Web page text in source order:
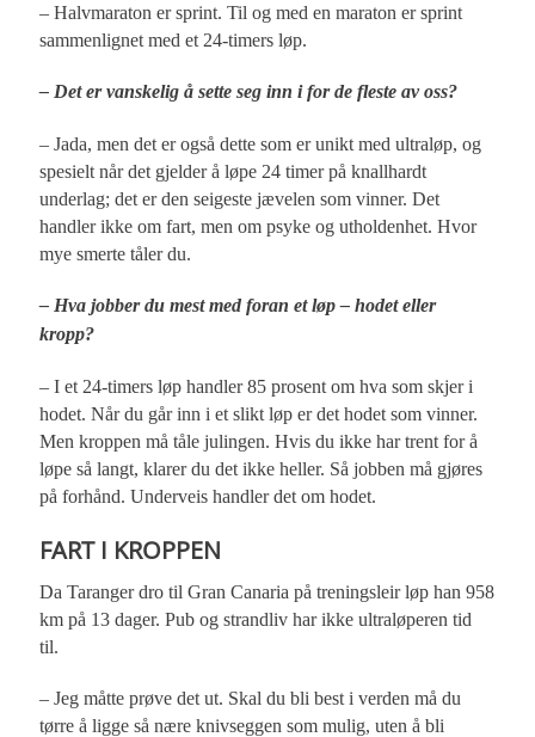
– Halvmaraton er sprint. Til og med en maraton er sprint
sammenlignet med et 24-timers løp.
– Det er vanskelig å sette seg inn i for de fleste av oss?
– Jada, men det er også dette som er unikt med ultraløp, og
spesielt når det gjelder å løpe 24 timer på knallhardt
underlag; det er den seigeste jævelen som vinner. Det
handler ikke om fart, men om psyke og utholdenhet. Hvor
mye smerte tåler du.
– Hva jobber du mest med foran et løp – hodet eller
kropp?
– I et 24-timers løp handler 85 prosent om hva som skjer i
hodet. Når du går inn i et slikt løp er det hodet som vinner.
Men kroppen må tåle julingen. Hvis du ikke har trent for å
løpe så langt, klarer du det ikke heller. Så jobben må gjøres
på forhånd. Underveis handler det om hodet.
FART I KROPPEN
Da Taranger dro til Gran Canaria på treningsleir løp han 958
km på 13 dager. Pub og strandliv har ikke ultraløperen tid
til.
– Jeg måtte prøve det ut. Skal du bli best i verden må du
tørre å ligge så nære knivseggen som mulig, uten å bli